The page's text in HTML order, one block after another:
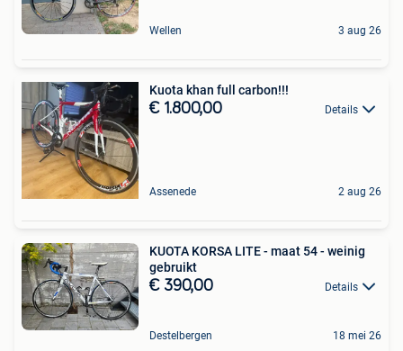
Wellen 3 aug 26
Kuota khan full carbon!!!
€ 1.800,00 Details
Assenede 2 aug 26
KUOTA KORSA LITE - maat 54 - weinig
gebruikt
€ 390,00 Details
Destelbergen 18 mei 26